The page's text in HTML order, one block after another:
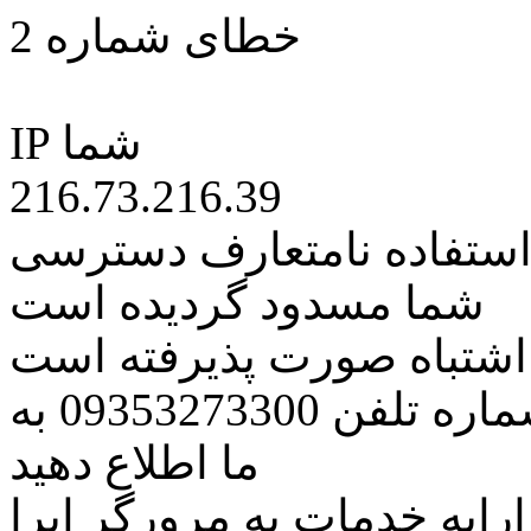
خطای شماره 2
IP شما
216.73.216.39
نامتعارف دسترسی
شما مسدود گردیده است
اشتباه صورت پذیرفته است
مراتب این مسئله را از طریق شماره تلفن 09353273300 به
ما اطلاع دهید
خدمات به مرورگر اپرا